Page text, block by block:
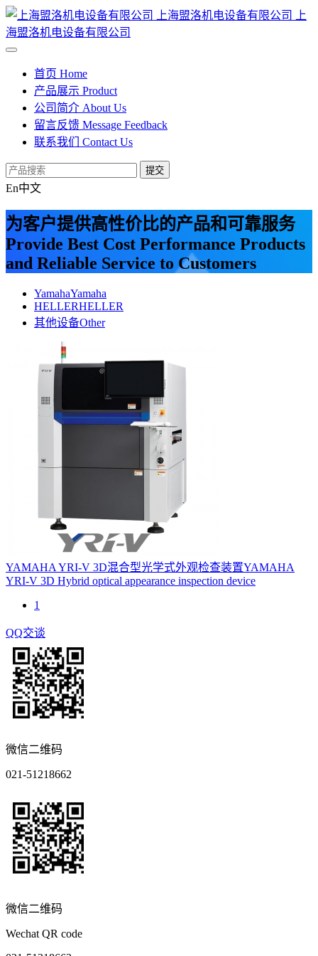
上海盟洛机电设备有限公司
上
海盟洛机电设备有限公司
首页 Home
产品展示 Product
公司简介 About Us
留言反馈 Message Feedback
联系我们
Contact Us
提交
En中文
为客户提供高性价比的产品和可靠服务
Provide Best Cost Performance Products
and Reliable Service to Customers
YamahaYamaha
HELLERHELLER
其他设备Other
YAMAHA YRI-V 3D混合型光学式外观检查装置YAMAHA
YRI-V 3D Hybrid optical appearance inspection device
1
QQ交谈
微信二维码
021-51218662
微信二维码
Wechat QR code